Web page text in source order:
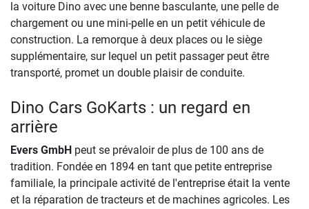
la voiture Dino avec une benne basculante, une pelle de
chargement ou une mini-pelle en un petit véhicule de
construction. La remorque à deux places ou le siège
supplémentaire, sur lequel un petit passager peut être
transporté, promet un double plaisir de conduite.
Dino Cars GoKarts : un regard en
arrière
Evers GmbH peut se prévaloir de plus de 100 ans de
tradition. Fondée en 1894 en tant que petite entreprise
familiale, la principale activité de l'entreprise était la vente
et la réparation de tracteurs et de machines agricoles. Les